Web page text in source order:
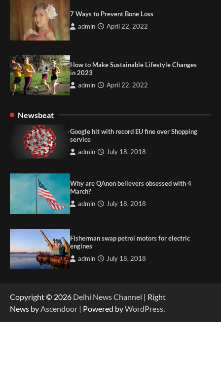
7 Ways to Prevent Bone Loss
admin April 22, 2022
How to Make Sustainable Lifestyle Changes
in 2023
admin April 22, 2022
Newsbeat
Google hit with record EU fine over Shopping
service
admin July 18, 2018
Why are QAnon believers obsessed with 4
March?
admin July 18, 2018
Fisherman swap petrol motors for electric
engines
admin July 18, 2018
Copyright © 2026 Delhi News Channel | Right
News byAscendoor | Powered byWordPress.